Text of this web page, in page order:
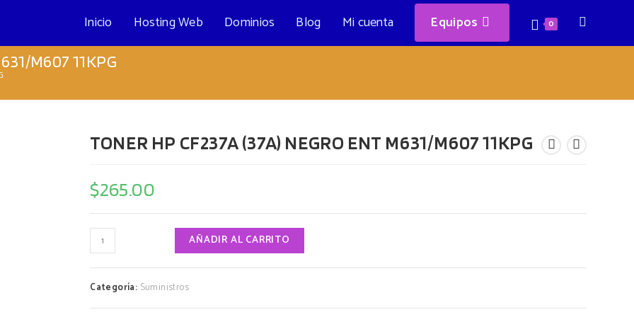
Inicio Hosting Web Dominios Blog Mi cuenta Equipos 0 Alternar
M607 11KPG
TONER HP CF237A (37A) NEGRO ENT M631/M607 11KPG
$265.00
TONER
CF237A
(37A)
NEGRO
M631/M607
AÑADIR AL CARRITO
Categoría: Suministros